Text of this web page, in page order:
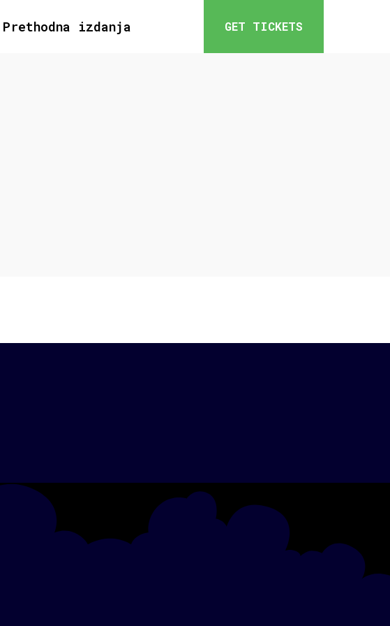
Prethodna izdanja GET TICKETS